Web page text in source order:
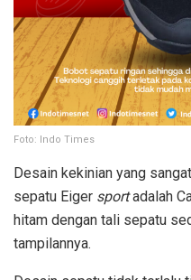
Foto: Indo Times
Desain kekinian yang
sepatu Eiger sportadalah
hitam dengan tali sepatu
tampilannya.